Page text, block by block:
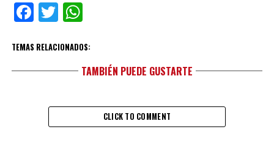
Facebook
TwitterWhatsApp
TEMAS RELACIONADOS:
TAMBIÉN PUEDE GUSTARTE
CLICK TO COMMENT